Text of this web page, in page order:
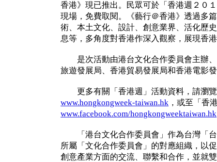
香港》現已推出。民眾可於「香港週２０
現場，免費取閱。《藝行＠香港》透過多
術、本土文化、設計、創意業界、活化歷
息等，多角度對香港作深入觀察，展現香
是次活動由港台文化合作委員會主辦、
旅遊發展局、香港貿易發展局和香港電影
更多有關「香港週」活動資料，請瀏覽
www.hongkongweek-taiwan.hk ，或至「香
www.facebook.com/hongkongweektaiwan.hk
「港台文化合作委員會」作為台灣「台
所屬「文化合作委員會」的對應組織，以
創意產業方面的交流、聯繫和合作，並就